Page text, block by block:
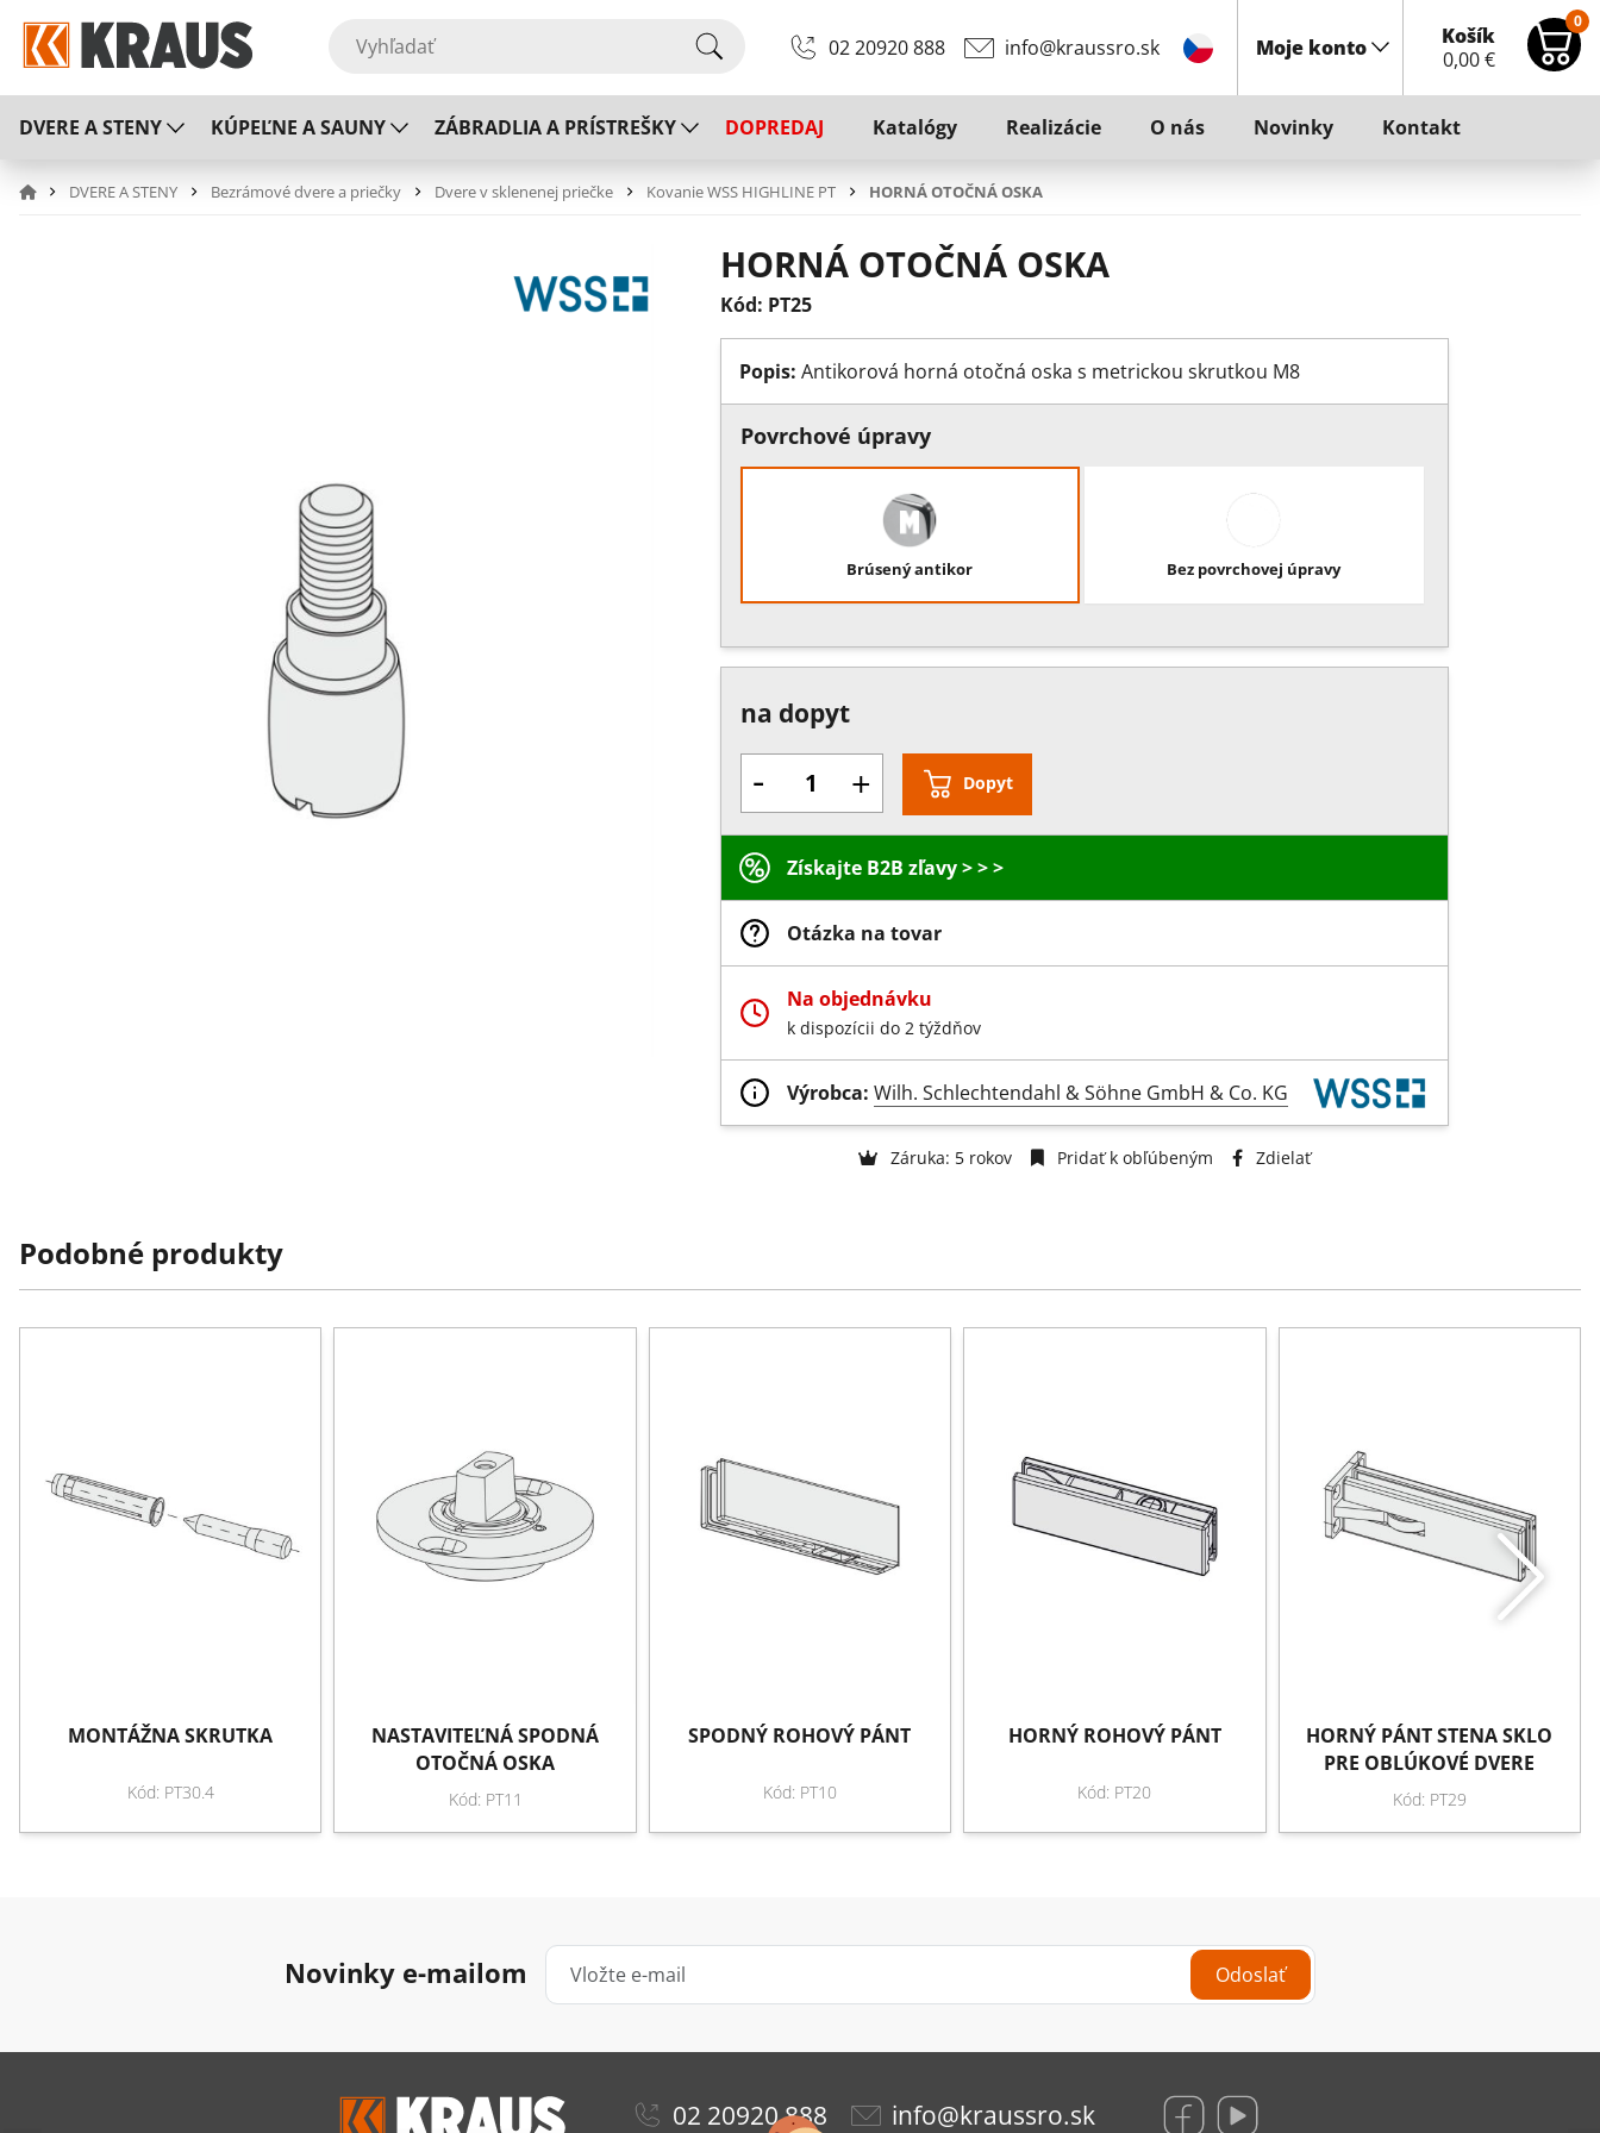
02 20920 888 info@kraussro.sk Moje konto
Košík
0,00€
0
DVERE A STENY KÚPEĽNE A SAUNY ZÁBRADLIA A PRÍSTREŠKY DOPREDAJ Katalógy Realizácie O nás Novinky Kontakt
DVERE A STENY Bezrámové dvere a priečky Dvere v sklenenej priečke Kovanie WSS HIGHLINE PT HORNÁ OTOČNÁ OSKA
HORNÁ OTOČNÁ OSKA
Kód: PT25
Popis: Antikorová horná otočná oska s metrickou skrutkou M8
Povrchové úpravy
Brúsený antikor Bez povrchovej úpravy
na dopyt
- + Dopyt
Získajte B2B zľavy > > >
Otázka na tovar
Na objednávku
k dispozícii do 2 týždňov
Výrobca: Wilh. Schlechtendahl & Söhne GmbH & Co. KG
Záruka: 5 rokov Pridať k obľúbeným Zdielať
Podobné produkty
MONTÁŽNA SKRUTKA
Kód: PT30.4
NASTAVITEĽNÁ SPODNÁ
OTOČNÁ OSKA
Kód: PT11
SPODNÝ ROHOVÝ PÁNT
Kód: PT10
HORNÝ ROHOVÝ PÁNT
Kód: PT20
HORNÝ PÁNT STENA SKLO
PRE OBLÚKOVÉ DVERE
Kód: PT29
Novinky e-mailom Odoslať
02 20920 888 info@kraussro.sk